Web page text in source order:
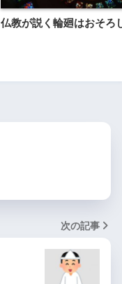
仏教が説く輪廻はおそろ
次の記事